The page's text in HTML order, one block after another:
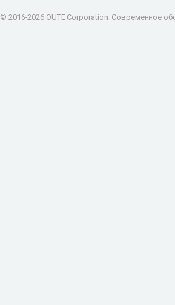
© 2016-2026 OUTE Corporation. Современное